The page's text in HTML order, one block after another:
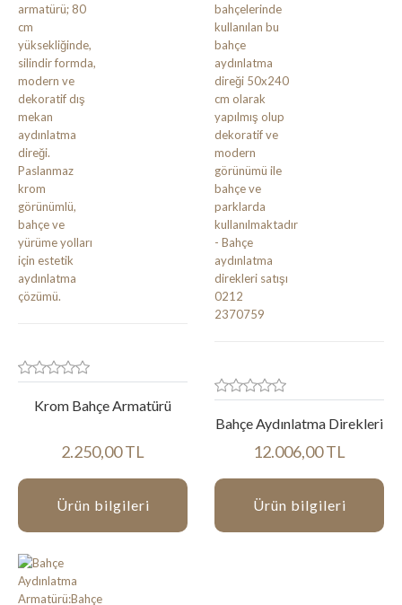
Krom Bahçe Armatürü
2.250,00 TL
Ürün bilgileri
Bahçe Aydınlatma Direkleri
12.006,00 TL
Ürün bilgileri